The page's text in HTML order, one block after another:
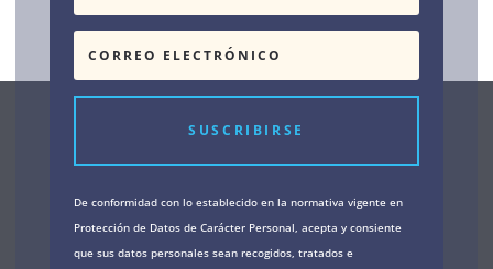
SUSCRIBIRSE
De conformidad con lo establecido en la normativa vigente en
Protección de Datos de Carácter Personal, acepta y consiente
que sus datos personales sean recogidos, tratados e